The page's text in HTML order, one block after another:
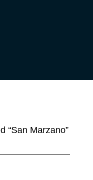
“San Marzano”